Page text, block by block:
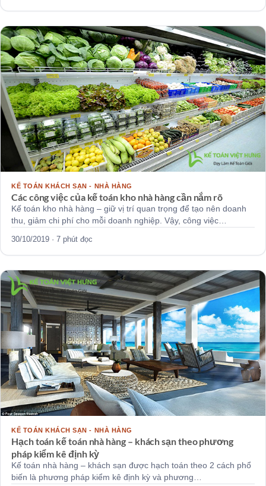
KẾ TOÁN KHÁCH SẠN - NHÀ HÀNG
Các công việc của kế toán kho nhà hàng cần nắm rõ
Kế toán kho nhà hàng – giữ vị trí quan trọng để tạo nên doanh
thu, giảm chi phí cho mỗi doanh nghiệp. Vậy, công việc…
30/10/2019 · 7 phút đọc
KẾ TOÁN KHÁCH SẠN - NHÀ HÀNG
Hạch toán kế toán nhà hàng – khách sạn theo phương
pháp kiểm kê định kỳ
Kế toán nhà hàng – khách sạn được hạch toán theo 2 cách phổ
biến là phương pháp kiểm kê định kỳ và phương…